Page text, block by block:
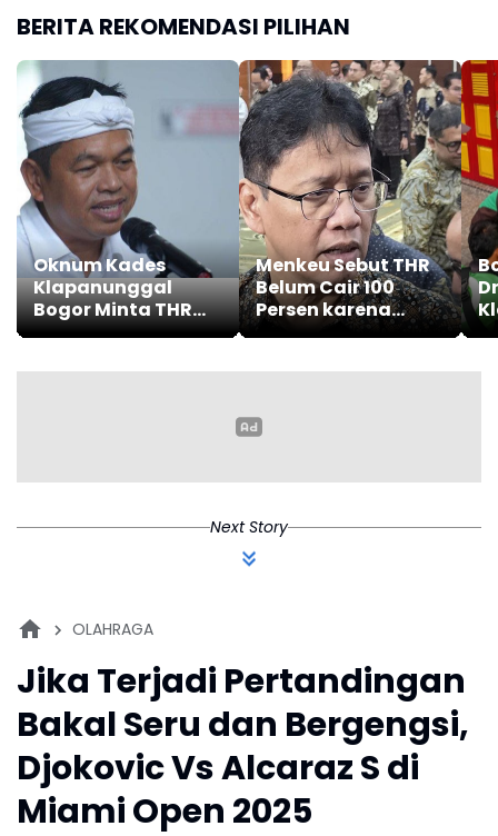
BERITA REKOMENDASI PILIHAN
Oknum Kades
Klapanunggal
Bogor Minta THR
Ratusan Juta, KDM
Ditindak Tegas
Menkeu Sebut THR
Belum Cair 100
Persen karena
Proses pengajuan
Next Story
OLAHRAGA
Jika Terjadi Pertandingan
Bakal Seru dan Bergengsi,
Djokovic Vs Alcaraz S di
Miami Open 2025